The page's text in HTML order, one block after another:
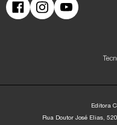
Editora
Rua Doutor José Elias, 520